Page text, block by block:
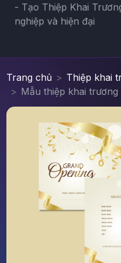
- Tạo Thiệp Khai
nghiệp và hiện đại
Trang chủ
Thiệp khai
Mẫu thiệp khai